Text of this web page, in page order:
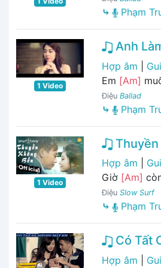
⤷ Phạm
1 Video
Anh
Hợp âm
Em [Am]
Điệu Ballad
⤷ Phạm
1 Video
Thuyền
Hợp âm
Giờ [Am]
Điệu Slow Surf
⤷ Phạm
Có Tất
Hợp âm